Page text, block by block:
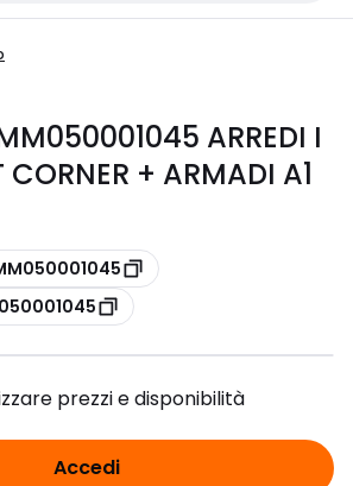
ARREDI I
+ ARMADI A1
prezzi e disponibilità
Accedi